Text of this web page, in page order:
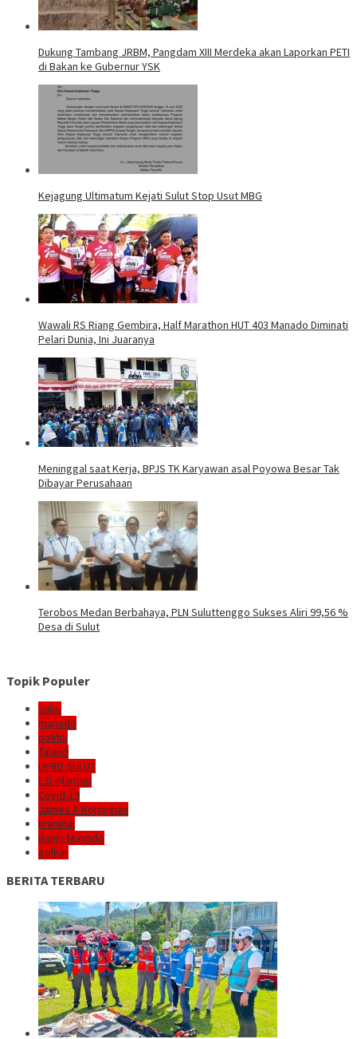
Dukung Tambang JRBM, Pangdam XIII Merdeka akan Laporkan PETI
di Bakan ke Gubernur YSK
Kejagung Ultimatum Kejati Sulut Stop Usut MBG
Wawali RS Riang Gembira, Half Marathon HUT 403 Manado Diminati
Pelari Dunia, Ini Juaranya
Meninggal saat Kerja, BPJS TK Karyawan asal Poyowa Besar Tak
Dibayar Perusahaan
Terobos Medan Berbahaya, PLN Suluttenggo Sukses Aliri 99,56 %
Desa di Sulut
Topik Populer
sulut
manado
politik
Talaud
DPRD SULUT
E2L-Mantap
Covid-19
James A Kojongian
kriminal
Banjir Manado
golkar
BERITA TERBARU